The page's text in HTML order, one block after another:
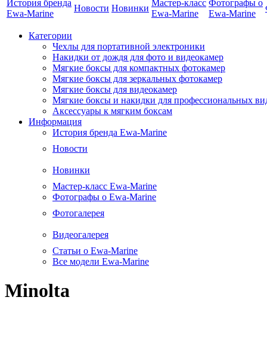
История бренда
Ewa-Marine
Новости Новинки
Мастер-класс
Ewa-Marine
Фотографы о
Ewa-Marine
Категории
Чехлы для портативной электроники
Накидки от дождя для фото и видеокамер
Мягкие боксы для компактных фотокамер
Мягкие боксы для зеркальных фотокамер
Мягкие боксы для видеокамер
Мягкие боксы и накидки для профессиональных
Аксессуары к мягким боксам
Информация
История бренда Ewa-Marine
Новости
Новинки
Мастер-класс Ewa-Marine
Фотографы о Ewa-Marine
Фотогалерея
Видеогалерея
Статьи о Ewa-Marine
Все модели Ewa-Marine
Minolta